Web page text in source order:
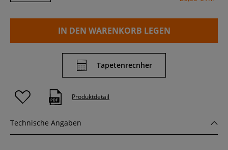
IN DEN WARENKORB LEGEN
Tapetenrecnher
Produktdetail
Technische Angaben